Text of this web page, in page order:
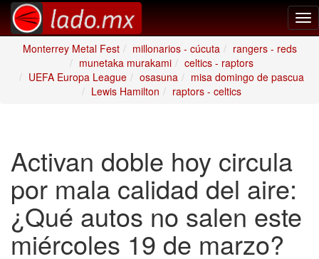
Monterrey Metal Fest
millonarios - cúcuta
rangers - reds
munetaka murakami
celtics - raptors
UEFA Europa League
osasuna
misa domingo de pascua
Lewis Hamilton
raptors - celtics
Activan doble hoy circula
por mala calidad del aire:
¿Qué autos no salen este
miércoles 19 de marzo?